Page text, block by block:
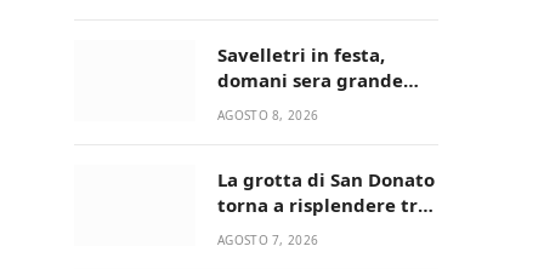
Savelletri in festa,
domani sera grande
spettacolo con Uccio De
AGOSTO 8, 2026
La grotta di San Donato
torna a risplendere tra
fede, natura e
AGOSTO 7, 2026